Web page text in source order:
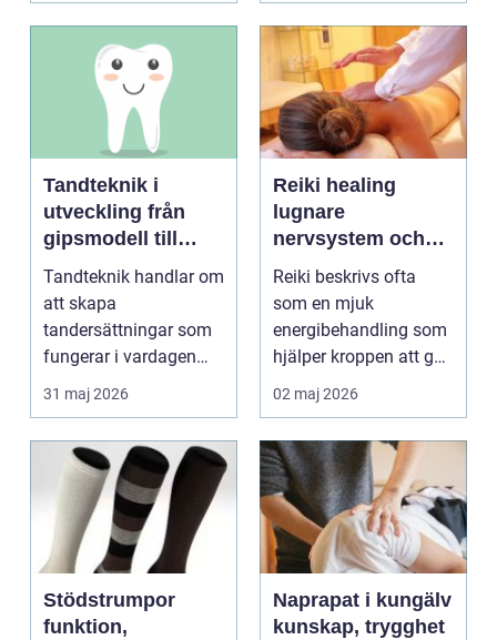
Tandteknik i
utveckling från
gipsmodell till
digitalt arbetsflöde
Tandteknik handlar om
att skapa
tandersättningar som
fungerar i vardagen
kronor, broar,
implantat, ...
31 maj 2026
Reiki healing
lugnare
nervsystem och
djupare
återhämtning
Reiki beskrivs ofta
som en mjuk
energibehandling som
hjälper kroppen att gå
från stressläge till
02 maj 2026
Stödstrumpor
funktion,
Naprapat i kungälv
kunskap, trygghet